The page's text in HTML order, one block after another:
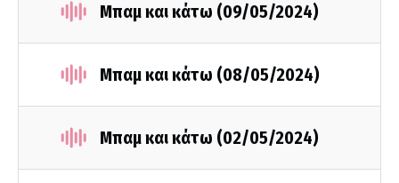
Μπαμ και κάτω (09/05/2024)
Μπαμ και κάτω (08/05/2024)
Μπαμ και κάτω (02/05/2024)